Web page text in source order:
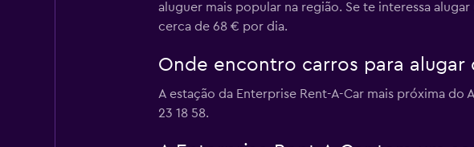
aluguer mais popular na região. Se te interessa
cerca de 68 € por dia.
Onde encontro carros para alugar
A estação da Enterprise Rent-A-Car mais próxima
23 18 58.